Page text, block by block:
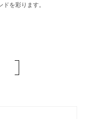
を彩ります。